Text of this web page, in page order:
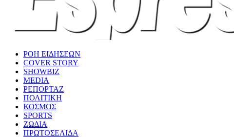
ΡΟΗ ΕΙΔΗΣΕΩΝ
COVER STORY
SHOWBIZ
MEDIA
ΡΕΠΟΡΤΑΖ
ΠΟΛΙΤΙΚΗ
ΚΟΣΜΟΣ
SPORTS
ΖΩΔΙΑ
ΠΡΩΤΟΣΕΛΙΔΑ